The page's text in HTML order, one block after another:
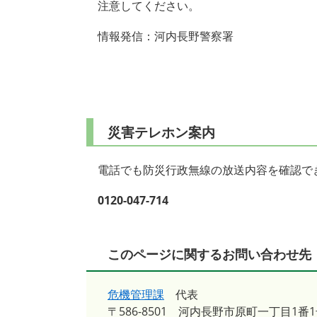
注意してください。
情報発信：河内長野警察署
災害テレホン案内
電話でも防災行政無線の放送内容を確認で
0120-047-714
このページに関するお問い合わせ先
危機管理課
代表
〒586-8501
河内長野市原町一丁目1番